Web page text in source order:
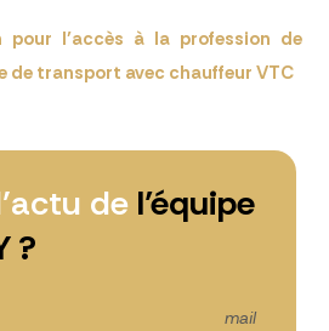
pour l’accès à la profession de
de transport avec chauffeur VTC
de l’équipe
?
mail